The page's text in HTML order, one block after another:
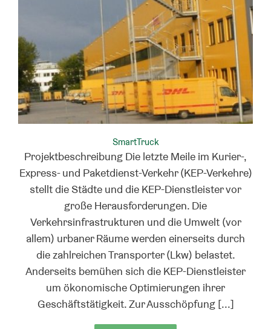
SmartTruck
Projektbeschreibung Die letzte Meile im Kurier-,
Express- und Paketdienst-Verkehr (KEP-Verkehre)
stellt die Städte und die KEP-Dienstleister vor
große Herausforderungen. Die
Verkehrsinfrastrukturen und die Umwelt (vor
allem) urbaner Räume werden einerseits durch
die zahlreichen Transporter (Lkw) belastet.
Anderseits bemühen sich die KEP-Dienstleister
um ökonomische Optimierungen ihrer
Geschäftstätigkeit. Zur Ausschöpfung [...]